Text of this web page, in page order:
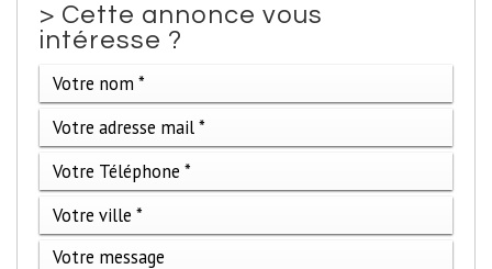
> Cette annonce vous
intéresse ?